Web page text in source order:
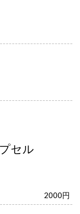
セル
2000円